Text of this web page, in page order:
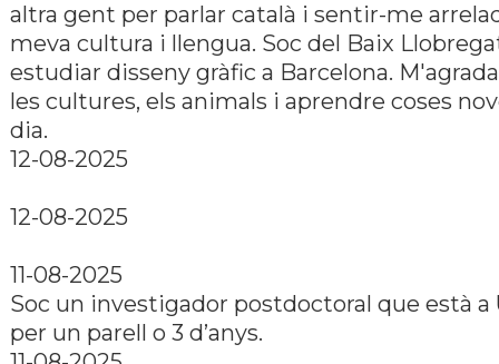
altra gent per parlar català i sentir-me
meva cultura i llengua. Soc del Baix
estudiar disseny gràfic a Barcelona.
les cultures, els animals i aprendre coses
dia.
12-08-2025
12-08-2025
11-08-2025
Soc un investigador postdoctoral que està a
per un parell o 3 d’anys.